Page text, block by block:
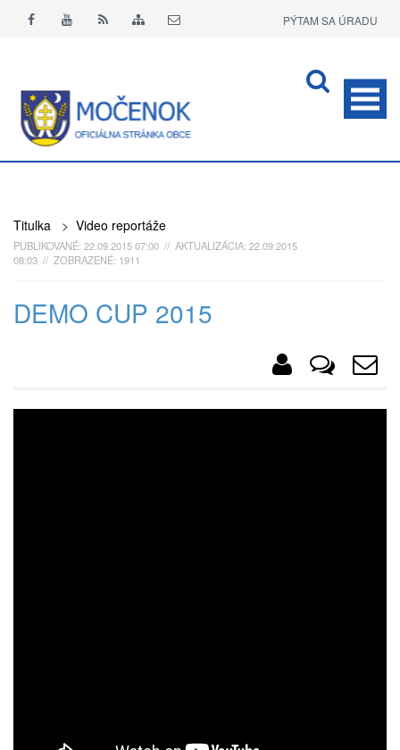
PÝTAM SA ÚRADU
Titulka > Video reportáže
PUBLIKOVANÉ: 22.09.2015 07:00 // AKTUALIZÁCIA: 22.09.2015
08:03 // ZOBRAZENÉ: 1911
DEMO CUP 2015